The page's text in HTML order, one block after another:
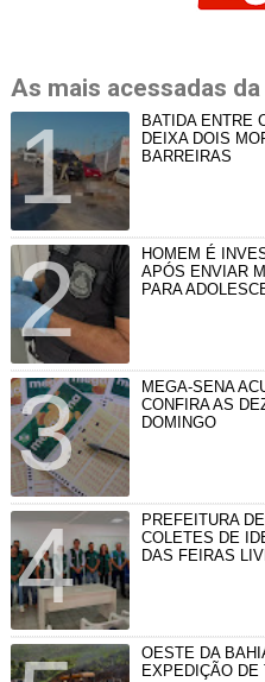
As mais acessadas
BATIDA ENTRE
DEIXA DOIS
BARREIRAS
HOMEM É
APÓS ENVIAR
PARA
MEGA-SENA
CONFIRA AS
DOMINGO
PREFEITURA
COLETES DE
DAS FEIRAS
OESTE DA
EXPEDIÇÃO DE